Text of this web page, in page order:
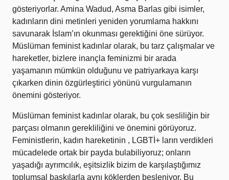
gösteriyorlar. Amina Wadud, Asma Barlas gibi isimler,
kadınların dini metinleri yeniden yorumlama hakkını
savunarak İslam’ın okunması gerektiğini öne sürüyor.
Müslüman feminist kadınlar olarak, bu tarz çalışmalar ve
hareketler, bizlere inançla feminizmi bir arada
yaşamanın mümkün olduğunu ve patriyarkaya karşı
çıkarken dinin özgürleştirici yönünü vurgulamanın
önemini gösteriyor.
Müslüman feminist kadınlar olarak, bu çok sesliliğin bir
parçası olmanın gerekliliğini ve önemini görüyoruz.
Feministlerin, kadın hareketinin , LGBTİ+ ların verdikleri
mücadelede ortak bir payda bulabiliyoruz; onların
yaşadığı ayrımcılık, eşitsizlik bizim de karşılaştığımız
toplumsal baskılarla aynı köklerden besleniyor. Bu